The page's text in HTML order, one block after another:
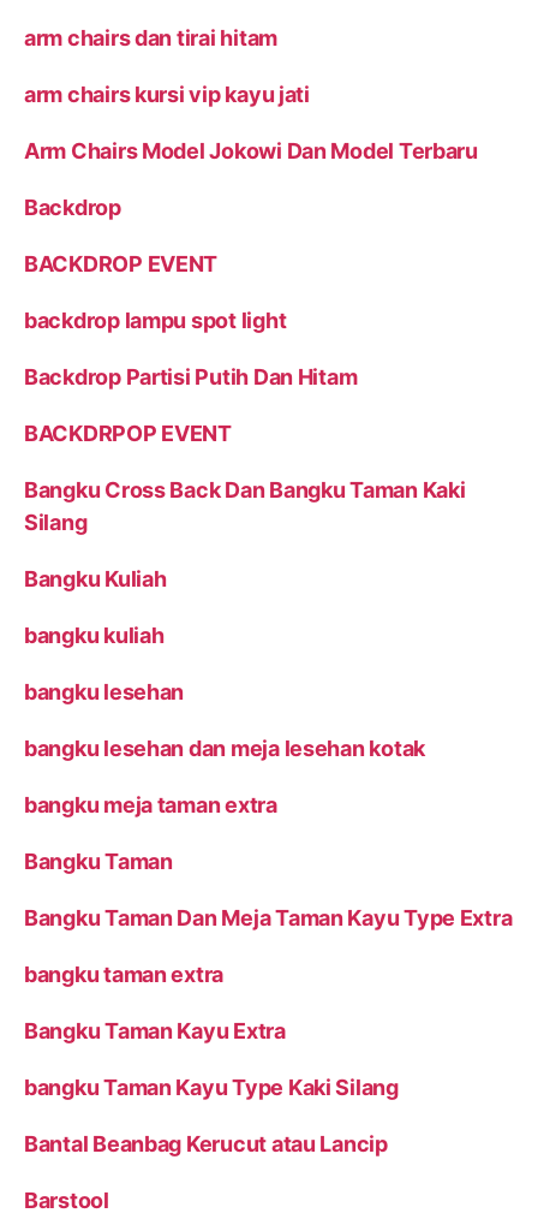
arm chairs dan tirai hitam
arm chairs kursi vip kayu jati
Arm Chairs Model Jokowi Dan Model Terbaru
Backdrop
BACKDROP EVENT
backdrop lampu spot light
Backdrop Partisi Putih Dan Hitam
BACKDRPOP EVENT
Bangku Cross Back Dan Bangku Taman Kaki
Silang
Bangku Kuliah
bangku kuliah
bangku lesehan
bangku lesehan dan meja lesehan kotak
bangku meja taman extra
Bangku Taman
Bangku Taman Dan Meja Taman Kayu Type Extra
bangku taman extra
Bangku Taman Kayu Extra
bangku Taman Kayu Type Kaki Silang
Bantal Beanbag Kerucut atau Lancip
Barstool